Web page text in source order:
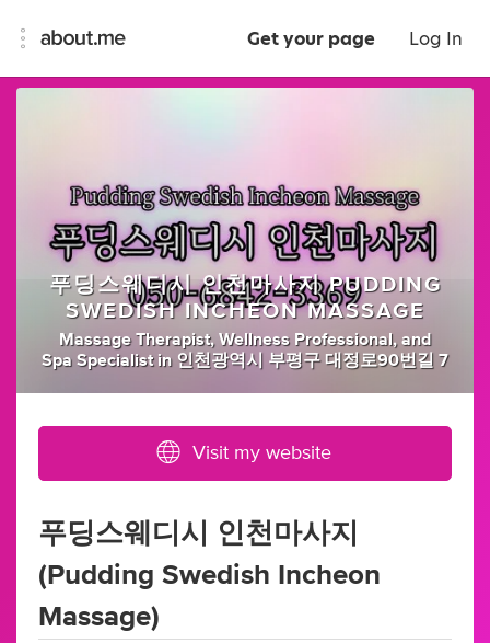
Get your page Log In
푸딩스웨디시 인천마사지 PUDDING
SWEDISH INCHEON MASSAGE
Massage Therapist, Wellness Professional, and
Spa Specialist in 인천광역시 부평구 대정로90번길 7
Visit my website
푸딩스웨디시 인천마사지
(Pudding Swedish Incheon
Massage)